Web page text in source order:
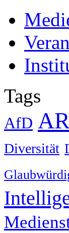
Tags
AfD
Diversität